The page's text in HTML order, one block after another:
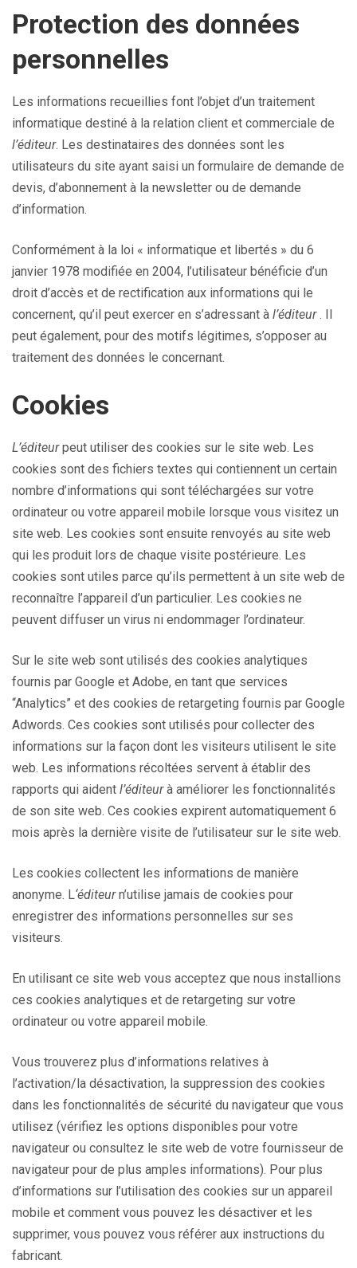
Protection des données
personnelles
Les informations recueillies font l’objet d’un traitement
informatique destiné à la relation client et commerciale de
l’éditeur. Les destinataires des données sont les
utilisateurs du site ayant saisi un formulaire de demande de
devis, d’abonnement à la newsletter ou de demande
d’information.
Conformément à la loi « informatique et libertés » du 6
janvier 1978 modifiée en 2004, l’utilisateur bénéficie d’un
droit d’accès et de rectification aux informations qui le
concernent, qu’il peut exercer en s’adressant à l’éditeur. Il
peut également, pour des motifs légitimes, s’opposer au
traitement des données le concernant.
Cookies
L’éditeurpeut utiliser des cookies sur le site web. Les
cookies sont des fichiers textes qui contiennent un certain
nombre d’informations qui sont téléchargées sur votre
ordinateur ou votre appareil mobile lorsque vous visitez un
site web. Les cookies sont ensuite renvoyés au site web
qui les produit lors de chaque visite postérieure. Les
cookies sont utiles parce qu’ils permettent à un site web de
reconnaître l’appareil d’un particulier. Les cookies ne
peuvent diffuser un virus ni endommager l’ordinateur.
Sur le site web sont utilisés des cookies analytiques
fournis par Google et Adobe, en tant que services
“Analytics” et des cookies de retargeting fournis par Google
Adwords. Ces cookies sont utilisés pour collecter des
informations sur la façon dont les visiteurs utilisent le site
web. Les informations récoltées servent à établir des
rapports qui aident l’éditeurà améliorer les fonctionnalités
de son site web. Ces cookies expirent automatiquement 6
mois après la dernière visite de l’utilisateur sur le site web.
Les cookies collectent les informations de manière
anonyme. L‘éditeurn’utilise jamais de cookies pour
enregistrer des informations personnelles sur ses
visiteurs.
En utilisant ce site web vous acceptez que nous installions
ces cookies analytiques et de retargeting sur votre
ordinateur ou votre appareil mobile.
Vous trouverez plus d’informations relatives à
l’activation/la désactivation, la suppression des cookies
dans les fonctionnalités de sécurité du navigateur que vous
utilisez (vérifiez les options disponibles pour votre
navigateur ou consultez le site web de votre fournisseur de
navigateur pour de plus amples informations). Pour plus
d’informations sur l’utilisation des cookies sur un appareil
mobile et comment vous pouvez les désactiver et les
supprimer, vous pouvez vous référer aux instructions du
fabricant.